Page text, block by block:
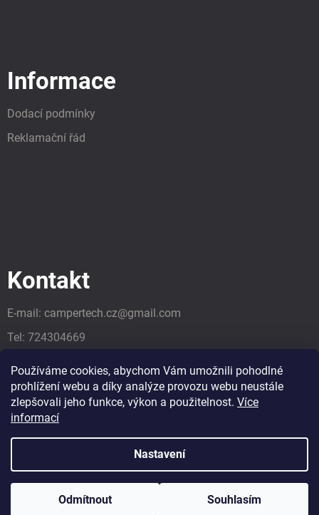
Používáme cookies, abychom Vám umožnili pohodlné
prohlížení webu a díky analýze provozu webu neustále
zlepšovali jeho funkce, výkon a použitelnost. Více
informací
Nastavení
Odmítnout Souhlasím
Informace
Dodací podmínky
Reklamační řád
Kontakt
E-mail: campertech.cz@gmail.com
Tel: 724304669